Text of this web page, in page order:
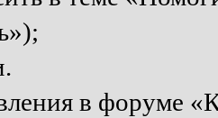
в форуме